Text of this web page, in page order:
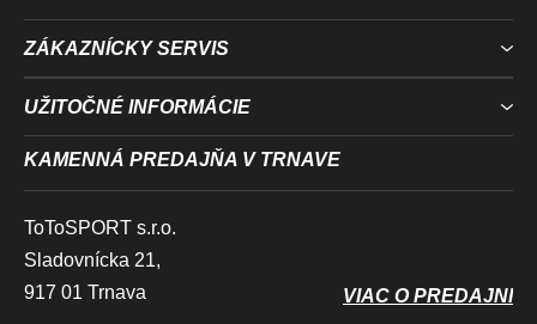
ZÁKAZNÍCKY SERVIS
UŽITOČNÉ INFORMÁCIE
KAMENNÁ PREDAJŇA V TRNAVE
ToToSPORT s.r.o.
Sladovnícka 21,
917 01 Trnava
VIAC O PREDAJNI